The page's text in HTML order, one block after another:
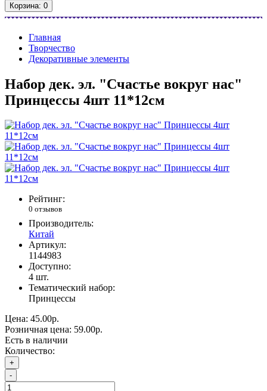
Корзина: 0
Главная
Творчество
Декоративные элементы
Набор дек. эл. "Счастье вокруг нас"
Принцессы 4шт 11*12см
Рейтинг:
0 отзывов
Производитель:
Китай
Артикул:
1144983
Доступно:
4 шт.
Тематический набор:
Принцессы
Цена: 45.00р.
Розничная цена: 59.00р.
Есть в наличии
Количество:
+
-